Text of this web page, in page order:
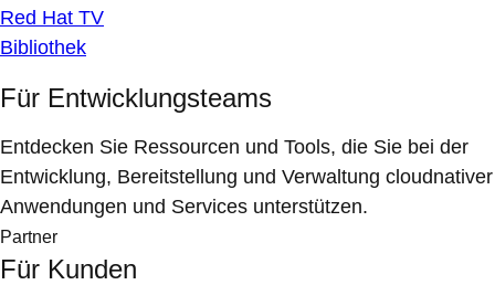
Red Hat TV
Bibliothek
Für Entwicklungsteams
Entdecken Sie Ressourcen und Tools, die Sie bei der
Entwicklung, Bereitstellung und Verwaltung cloudnativer
Anwendungen und Services unterstützen.
Partner
Für Kunden